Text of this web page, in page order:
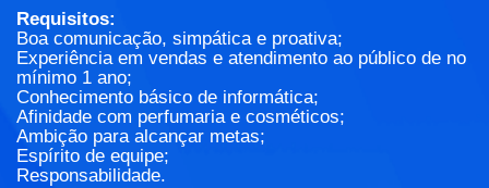
Requisitos:
Boa comunicação, simpática e proativa;
Experiência em vendas e atendimento ao público de no
mínimo 1 ano;
Conhecimento básico de informática;
Afinidade com perfumaria e cosméticos;
Ambição para alcançar metas;
Espírito de equipe;
Responsabilidade.